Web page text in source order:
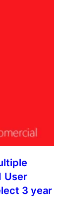
User
3 year